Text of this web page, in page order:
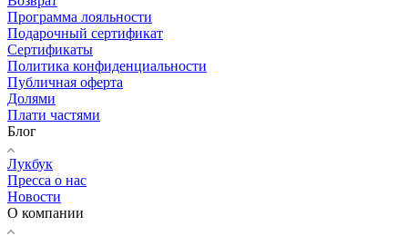
Программа лояльности
Подарочный сертификат
Сертификаты
Политика конфиденциальности
Публичная оферта
Долями
Плати частями
Блог
Лукбук
Пресса о нас
Новости
О компании